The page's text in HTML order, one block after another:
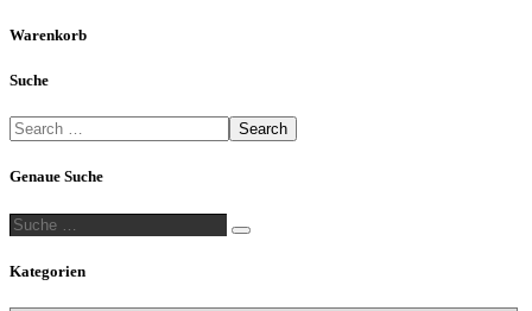
Warenkorb
Suche
Search
Genaue Suche
Suche
Suche
Kategorien